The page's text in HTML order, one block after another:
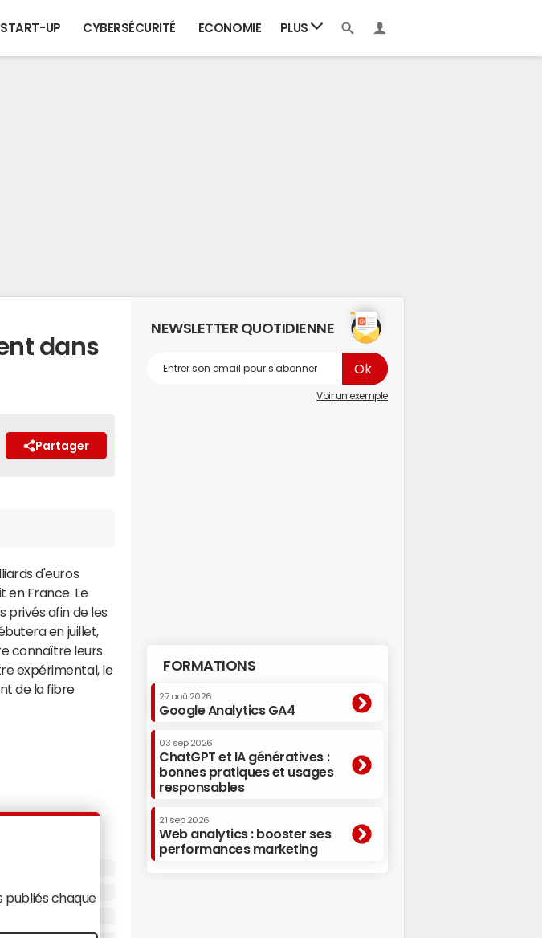
START-UP CYBERSÉCURITÉ ECONOMIE PLUS
dans
Partager
d'euros
en France. Le
privés afin de les
en juillet,
connaître leurs
expérimental, le
de la fibre
publiés chaque
NEWSLETTER QUOTIDIENNE
Voir un exemple
FORMATIONS
27 aoû 2026
Google Analytics GA4
03 sep 2026
ChatGPT et IA génératives :
bonnes pratiques et usages
responsables
21 sep 2026
Web analytics : booster ses
performances marketing